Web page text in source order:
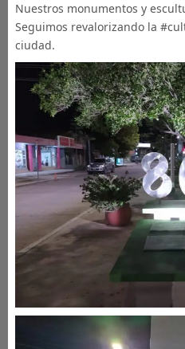
Nuestros monumentos y
Seguimos revalorizando la
ciudad.